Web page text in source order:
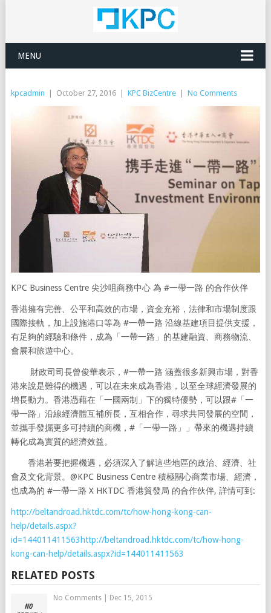
MENU
kpcadmin October 27, 2016 KPC BizCentre No Comments
KPC Business Centre 尖沙咀商務中心 為 #一帶一路 的合作伙伴
香港擁有完善、公平和高效的市場，資金充裕，法律和市場制度跟
國際接軌，加上設施港口等為 #一帶一路 沿線基建項目提供支援，
有足夠的經驗和條件，成為「一帶一路」的基建融資、商務物流、
會展和旅遊中心。
財政司司長曾俊華表示，#一帶一路 涵蓋很多新興市場，對香
港來說是難得的機遇，可以在未來成為香港，以至全球經濟發展的
增長動力。香港憑藉在「一國兩制」下的獨特優勢，可以跟#「一
帶一路」沿線經濟體互補所長，互相合作，尋求共同發展的空間，
並攜手發掘更多可持續的商機，#「一帶一路」」帶來的機遇持續
轉化成為實質的經濟效益。
香港若要把握機遇，必須深入了解這些地區的政治、經濟、社
會及文化背景。@KPC Business Centre 積極關心商業市場、經濟，
也成為的 #一帶一路 X HKTDC 香港貿發局 的合作伙伴, 詳情可到:
http://beltandroad.hktdc.com/tc/how-hong-kong-can-
help/details.aspx?
id=144011411563http://beltandroad.hktdc.com/tc/how-hong-
kong-can-help/details.aspx?id=144011411563
RELATED POSTS
No Comments| Dec 15, 2015